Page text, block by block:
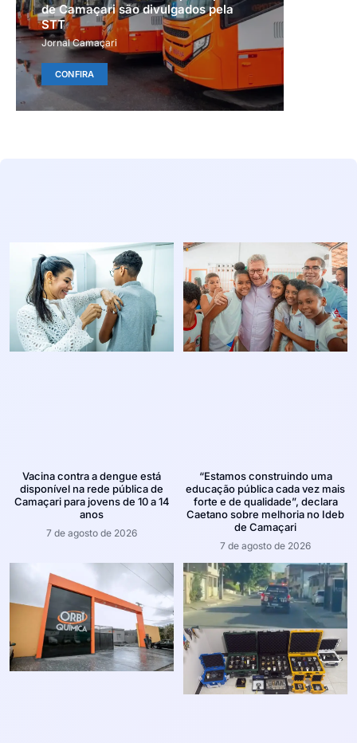
de Camaçari são divulgados pela
STT
Jornal Camaçari
CONFIRA
Vacina contra a dengue está
disponível na rede pública de
Camaçari para jovens de 10 a 14
anos
7 de agosto de 2026
“Estamos construindo uma
educação pública cada vez mais
forte e de qualidade”, declara
Caetano sobre melhoria no Ideb
de Camaçari
7 de agosto de 2026